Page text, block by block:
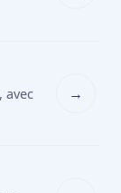
avec
→